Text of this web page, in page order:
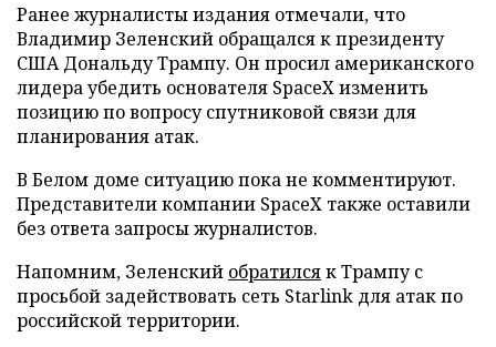
Ранее журналисты издания отмечали, что
Владимир Зеленский обращался к президенту
США Дональду Трампу. Он просил американского
лидера убедить основателя SpaceX изменить
позицию по вопросу спутниковой связи для
планирования атак.
В Белом доме ситуацию пока не комментируют.
Представители компании SpaceX также оставили
без ответа запросы журналистов.
Напомним, Зеленский обратилсяк Трампу с
просьбой задействовать сеть Starlink для атак по
российской территории.